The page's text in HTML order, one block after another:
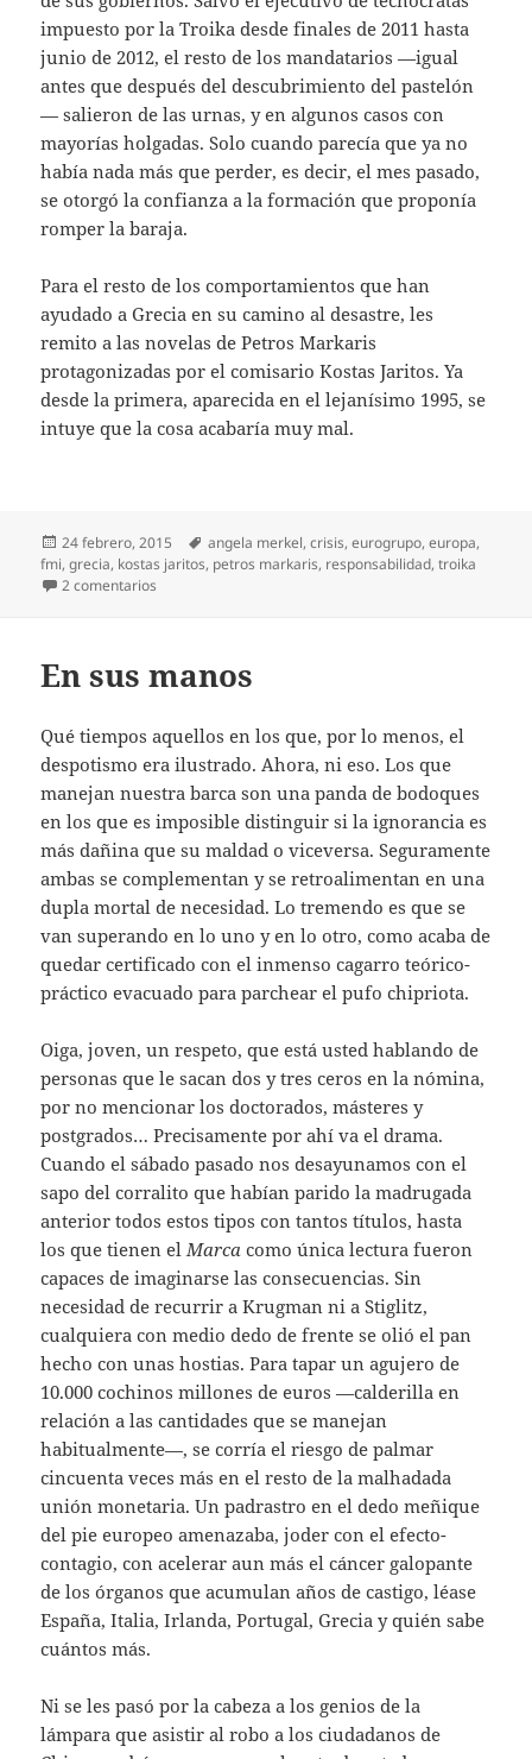
impuesto por la Troika desde finales de 2011 hasta
junio de 2012, el resto de los mandatarios —igual
antes que después del descubrimiento del pastelón
— salieron de las urnas, y en algunos casos con
mayorías holgadas. Solo cuando parecía que ya no
había nada más que perder, es decir, el mes pasado,
se otorgó la confianza a la formación que proponía
romper la baraja.
Para el resto de los comportamientos que han
ayudado a Grecia en su camino al desastre, les
remito a las novelas de Petros Markaris
protagonizadas por el comisario Kostas Jaritos. Ya
desde la primera, aparecida en el lejanísimo 1995, se
intuye que la cosa acabaría muy mal.
Publicado
el
24 febrero, 2015 Etiquetas
angela merkel,crisis,eurogrupo,europa,
fmi,grecia, kostas jaritos, petros markaris, responsabilidad,troika
2 comentarios
En sus manos
Qué tiempos aquellos en los que, por lo menos, el
despotismo era ilustrado. Ahora, ni eso. Los que
manejan nuestra barca son una panda de bodoques
en los que es imposible distinguir si la ignorancia es
más dañina que su maldad o viceversa. Seguramente
ambas se complementan y se retroalimentan en una
dupla mortal de necesidad. Lo tremendo es que se
van superando en lo uno y en lo otro, como acaba de
quedar certificado con el inmenso cagarro teórico-
práctico evacuado para parchear el pufo chipriota.
Oiga, joven, un respeto, que está usted hablando de
personas que le sacan dos y tres ceros en la nómina,
por no mencionar los doctorados, másteres y
postgrados… Precisamente por ahí va el drama.
Cuando el sábado pasado nos desayunamos con el
sapo del corralito que habían parido la madrugada
anterior todos estos tipos con tantos títulos, hasta
los que tienen elMarca como única lectura fueron
capaces de imaginarse las consecuencias. Sin
necesidad de recurrir a Krugman ni a Stiglitz,
cualquiera con medio dedo de frente se olió el pan
hecho con unas hostias. Para tapar un agujero de
10.000 cochinos millones de euros —calderilla en
relación a las cantidades que se manejan
habitualmente—, se corría el riesgo de palmar
cincuenta veces más en el resto de la malhadada
unión monetaria. Un padrastro en el dedo meñique
del pie europeo amenazaba, joder con el efecto-
contagio, con acelerar aun más el cáncer galopante
de los órganos que acumulan años de castigo, léase
España, Italia, Irlanda, Portugal, Grecia y quién sabe
cuántos más.
Ni se les pasó por la cabeza a los genios de la
lámpara que asistir al robo a los ciudadanos de